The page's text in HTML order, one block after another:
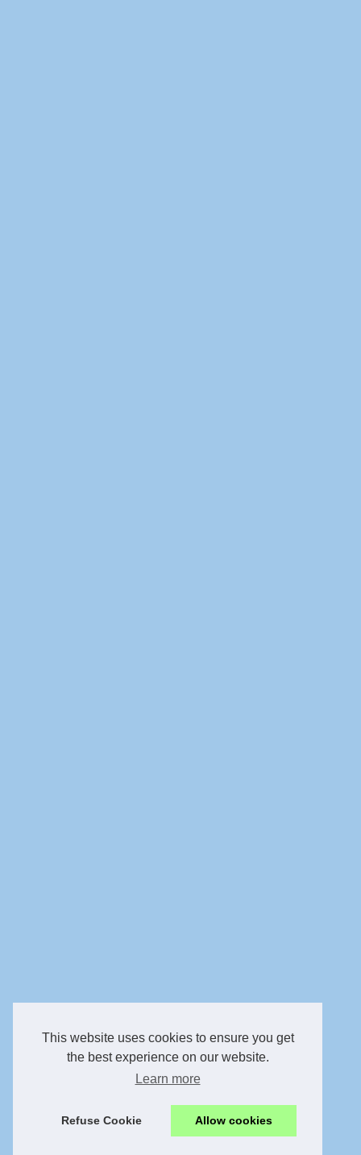
This website uses cookies to ensure you get
the best experience on our website.
Learn more
Refuse Cookie Allow cookies